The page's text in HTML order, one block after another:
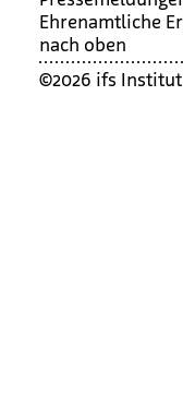
Ehren­amt­li­che
nach oben
©2026 ifs